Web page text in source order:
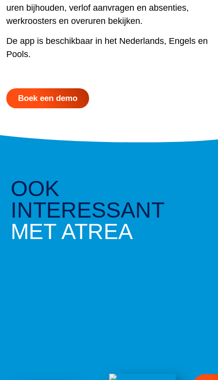
uren bijhouden, verlof aanvragen en absenties,
werkroosters en overuren bekijken.
De app is beschikbaar in het Nederlands, Engels en
Pools.
Boek een demo
OOK
INTERESSANT
MET ATREA